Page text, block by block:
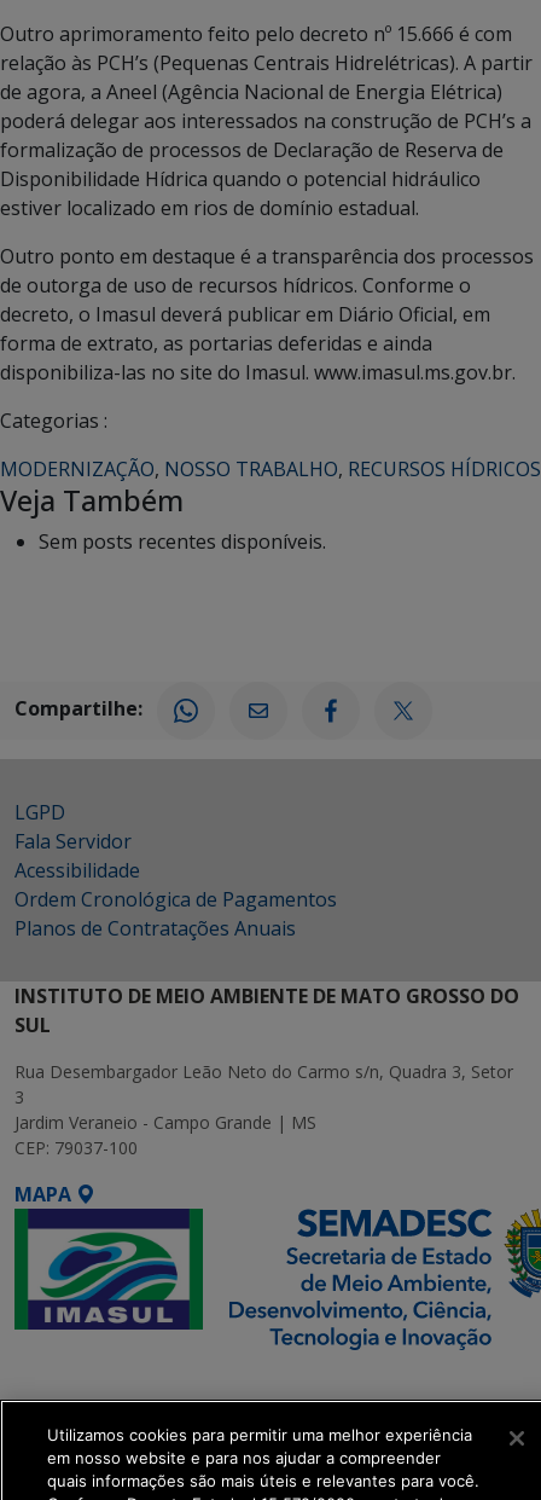
Outro aprimoramento feito pelo decreto nº 15.666 é com
relação às PCH’s (Pequenas Centrais Hidrelétricas). A partir
de agora, a Aneel (Agência Nacional de Energia Elétrica)
poderá delegar aos interessados na construção de PCH’s a
formalização de processos de Declaração de Reserva de
Disponibilidade Hídrica quando o potencial hidráulico
estiver localizado em rios de domínio estadual.
Outro ponto em destaque é a transparência dos processos
de outorga de uso de recursos hídricos. Conforme o
decreto, o Imasul deverá publicar em Diário Oficial, em
forma de extrato, as portarias deferidas e ainda
disponibiliza-las no site do Imasul. www.imasul.ms.gov.br.
Categorias :
MODERNIZAÇÃO, NOSSO TRABALHO, RECURSOS HÍDRICOS
Veja Também
Sem posts recentes disponíveis.
Compartilhe:
LGPD
Fala Servidor
Acessibilidade
Ordem Cronológica de Pagamentos
Planos de Contratações Anuais
INSTITUTO DE MEIO AMBIENTE DE MATO GROSSO DO
SUL
Rua Desembargador Leão Neto do Carmo s/n, Quadra 3, Setor
3
Jardim Veraneio - Campo Grande | MS
CEP: 79037-100
MAPA
Executiva de
Transformação Digital
Utilizamos cookies para permitir uma melhor experiência
em nosso website e para nos ajudar a compreender
quais informações são mais úteis e relevantes para você.